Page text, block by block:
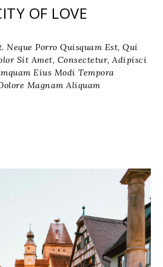
OF LOVE
Neque Porro Quisquam Est, Qui
Sit Amet, Consectetur, Adipisci
Eius Modi Tempora
Magnam Aliquam